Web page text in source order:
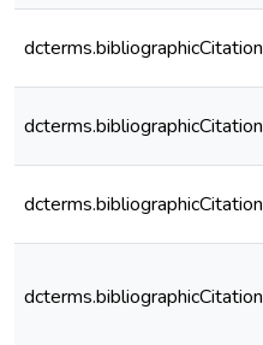
dcterms.bibliographicCitation
dcterms.bibliographicCitation
dcterms.bibliographicCitation
dcterms.bibliographicCitation